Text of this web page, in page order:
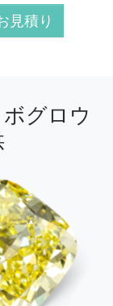
見積り
グロウ